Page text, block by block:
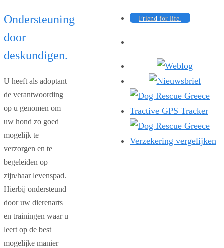
Ondersteuning
door
deskundigen.
U heeft als adoptant
de verantwoording
op u genomen om
uw hond zo goed
mogelijk te
verzorgen en te
begeleiden op
zijn/haar levenspad.
Hierbij ondersteund
door uw dierenarts
en trainingen waar u
leert op de best
mogelijke manier
Friend for life.